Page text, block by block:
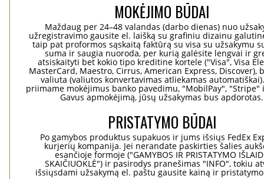
MOKĖJIMO BŪDAI
Maždaug per 24–48 valandas (darbo dienas) nuo
užregistravimo gausite el. laišką su grafiniu dizainu
taip pat proformos sąskaitą faktūrą su visa su užsakymu
suma ir saugia nuoroda, per kurią galėsite lengvai ir
atsiskaityti bet kokio tipo kreditine kortele ("Visa", Visa
MasterCard, Maestro, Cirrus, American Express, Discover),
valiuta (valiutos konvertavimas atliekamas
priimame mokėjimus banko pavedimu, "MobilPay", "Stripe"
Gavus apmokėjimą, jūsų užsakymas bus apdorotas.
PRISTATYMO BŪDAI
Po gamybos produktus supakuos ir jums išsiųs FedEx
kurjerių kompanija. Jei nerandate paskirties šalies
esančioje formoje ("GAMYBOS IR PRISTATYMO
SKAIČIUOKLĖ") ir pasirodys pranešimas "INFO", tokiu
išsiųsdami užsakymą el. paštu gausite kainą ir